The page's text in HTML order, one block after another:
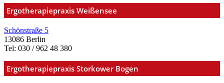
Ergotherapiepraxis Weißensee
Schönstraße 5
13086 Berlin
Tel: 030 / 962 48 380
Ergotherapiepraxis Storkower Bogen